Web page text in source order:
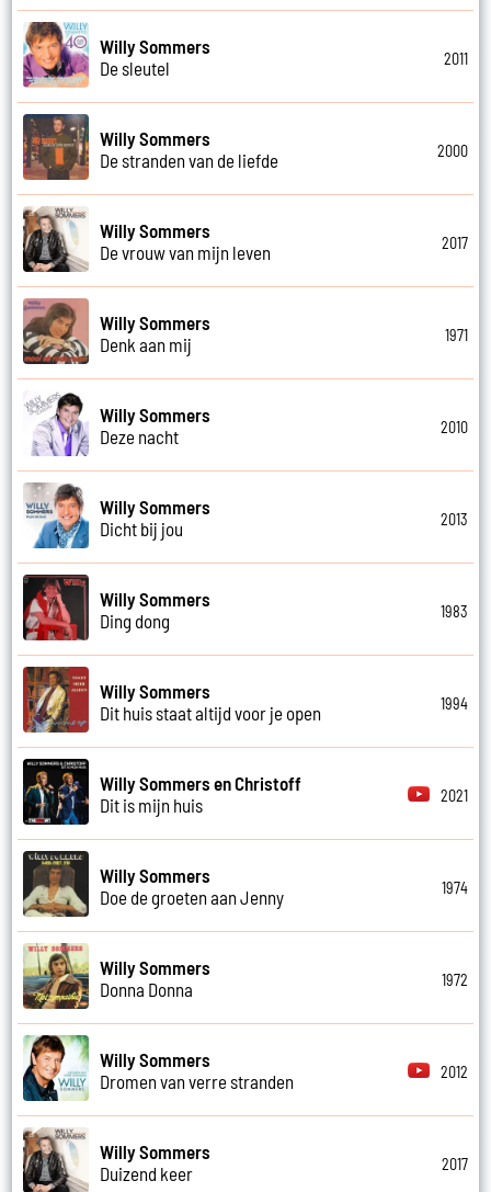
Willy Sommers
De sleutel
2011
Willy Sommers
De stranden van de liefde
2000
Willy Sommers
De vrouw van mijn leven
2017
Willy Sommers
Denk aan mij
1971
Willy Sommers
Deze nacht
2010
Willy Sommers
Dicht bij jou
2013
Willy Sommers
Ding dong
1983
Willy Sommers
Dit huis staat altijd voor je open
1994
Willy Sommers en Christoff
Dit is mijn huis
2021
Willy Sommers
Doe de groeten aan Jenny
1974
Willy Sommers
Donna Donna
1972
Willy Sommers
Dromen van verre stranden
2012
Willy Sommers
Duizend keer
2017